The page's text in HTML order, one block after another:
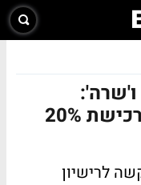
מודיעין קיבלה אופציה לרכישת 20%
לרישיון